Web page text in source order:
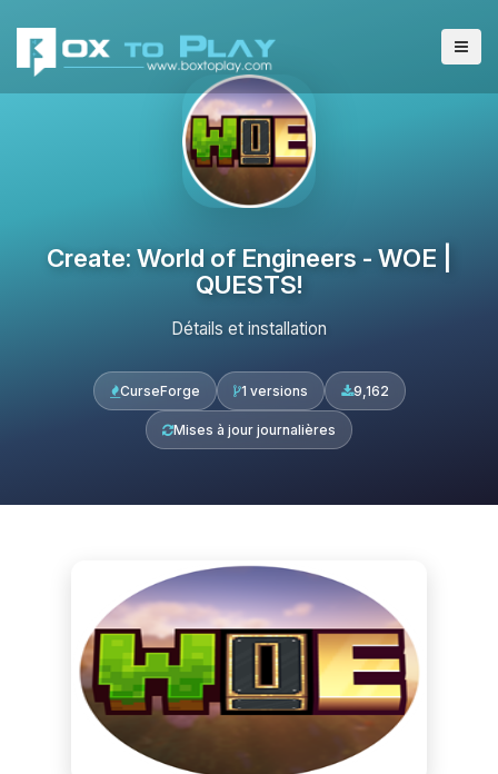
Create: World of Engineers - WOE |
QUESTS!
Détails et installation
CurseForge 1 versions 9,162
Mises à jour journalières